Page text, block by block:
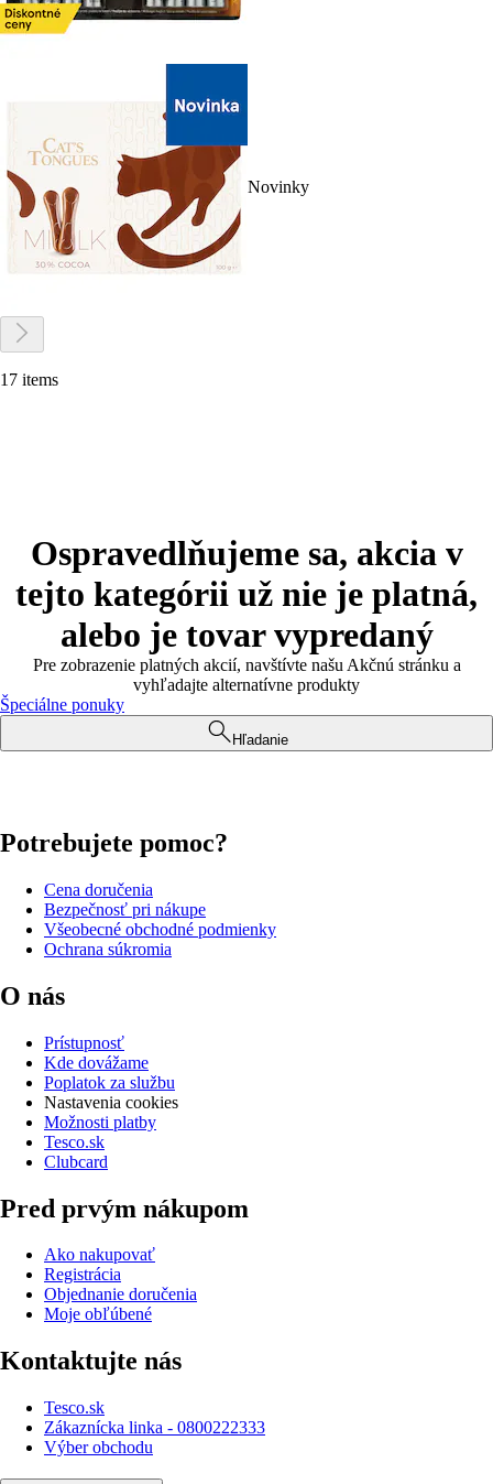
Novinky
17 items
Ospravedlňujeme sa, akcia v
tejto kategórii už nie je platná,
alebo je tovar vypredaný
Pre zobrazenie platných akcií, navštívte našu Akčnú stránku a
vyhľadajte alternatívne produkty
Špeciálne ponuky
Hľadanie
Potrebujete pomoc?
Cena doručenia
Bezpečnosť pri nákupe
Všeobecné obchodné podmienky
Ochrana súkromia
O nás
Prístupnosť
Kde dovážame
Poplatok za službu
Nastavenia cookies
Možnosti platby
Tesco.sk
Clubcard
Pred prvým nákupom
Ako nakupovať
Registrácia
Objednanie doručenia
Moje obľúbené
Kontaktujte nás
Tesco.sk
Zákaznícka linka - 0800222333
Výber obchodu